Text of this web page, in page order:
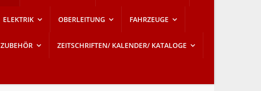
ELEKTRIK OBERLEITUNG FAHRZEUGE
ZUBEHÖR ZEITSCHRIFTEN/ KALENDER/ KATALOGE